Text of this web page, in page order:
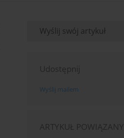
Wyślij swój artykuł
Udostępnij
Wyślij mailem
ARTYKUŁ POWIĄZANY